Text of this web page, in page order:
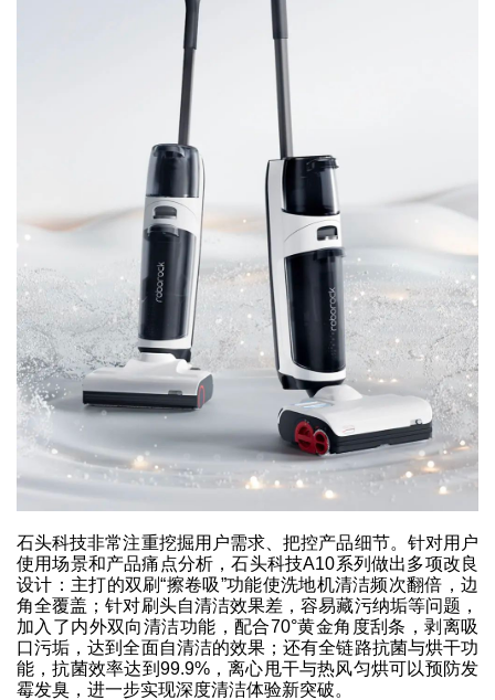
石头科技非常注重挖掘用户需求、把控产品细节。针对用户
使用场景和产品痛点分析，石头科技A10系列做出多项改良
设计：主打的双刷“擦卷吸”功能使洗地机清洁频次翻倍，边
角全覆盖；针对刷头自清洁效果差，容易藏污纳垢等问题，
加入了内外双向清洁功能，配合70°黄金角度刮条，剥离吸
口污垢，达到全面自清洁的效果；还有全链路抗菌与烘干功
能，抗菌效率达到99.9%，离心甩干与热风匀烘可以预防发
霉发臭，进一步实现深度清洁体验新突破。